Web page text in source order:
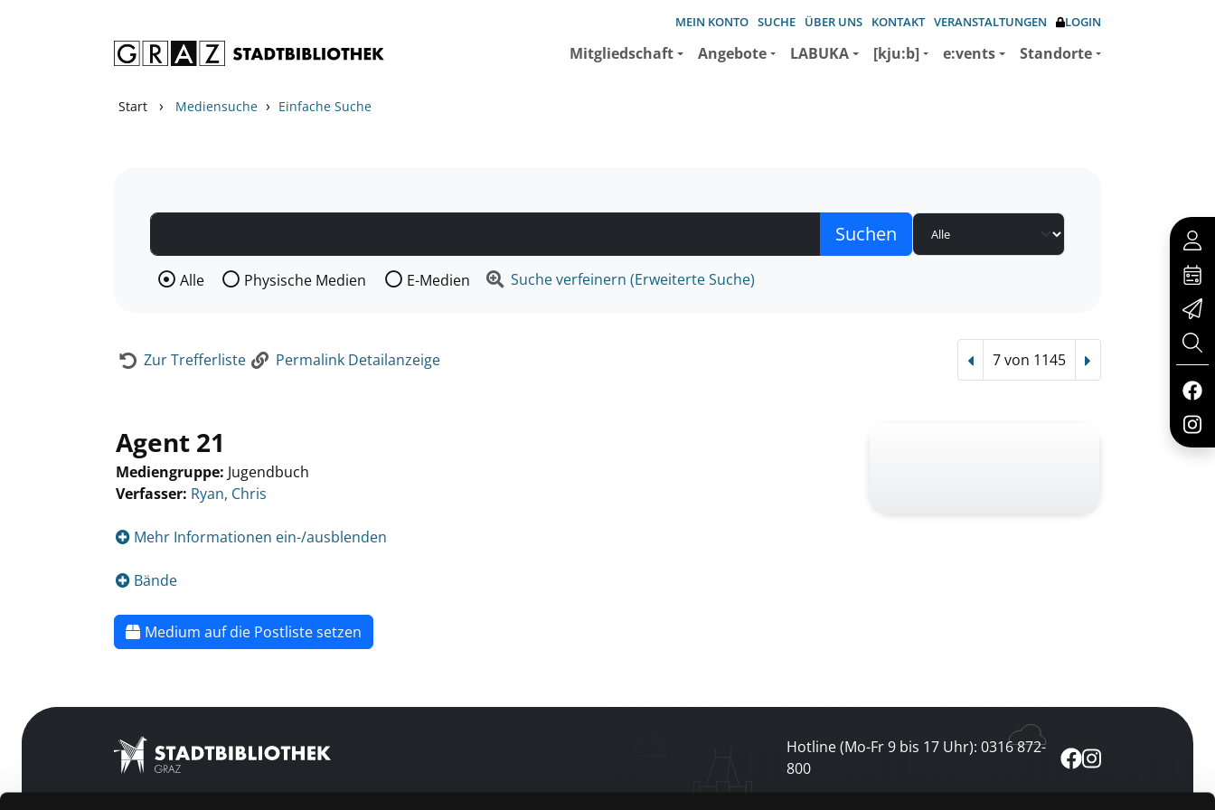
MEIN KONTO SUCHE ÜBER UNS KONTAKT VERANSTALTUNGEN LOGIN
Mitgliedschaft Angebote LABUKA [kju:b] e:vents Standorte
Start › Mediensuche › Einfache Suche
Wählen Sie die Medienart nach der Sie suchen wollen.
Alle Physische Medien E-Medien Suche verfeinern (Erweiterte Suche)
Zur Trefferliste Permalink Detailanzeige Vorheriger Treffer
7 von 1145 Nächster Treffer
Agent 21
Mediengruppe: Jugendbuch
Verfasser: Ryan, Chris
Mehr Informationen ein-/ausblenden
Bände
Medium auf die Postliste setzen
Hotline (Mo-Fr 9 bis 17 Uhr): 0316 872-
800